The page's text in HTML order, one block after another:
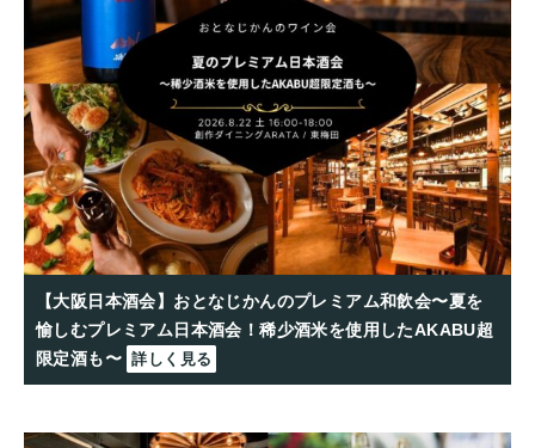
【大阪日本酒会】おとなじかんのプレミアム和飲会〜夏を
愉しむプレミアム日本酒会！稀少酒米を使用したAKABU超
限定酒も〜 詳しく見る